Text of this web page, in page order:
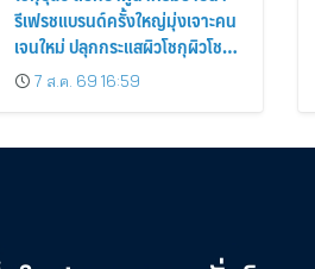
รีเฟรชแบรนด์ครั้งใหญ่มุ่งเจาะคน
เจนใหม่ ปลุกกระแสผิวโชกุผิวโชว์
ได้ 7 ส.ค. 69 16:59